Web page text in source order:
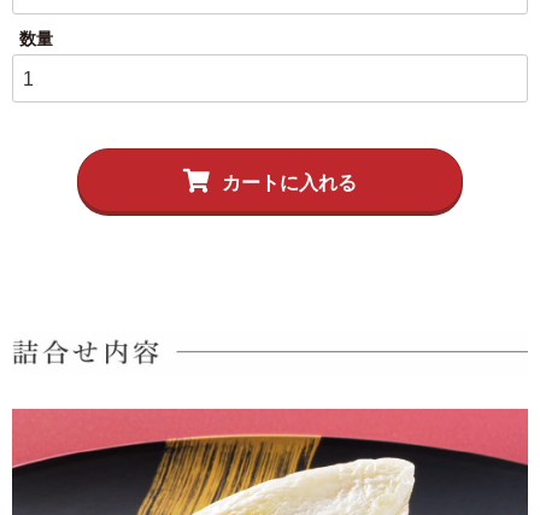
5,001円以上 4,001円～5,000円
カートに入れる